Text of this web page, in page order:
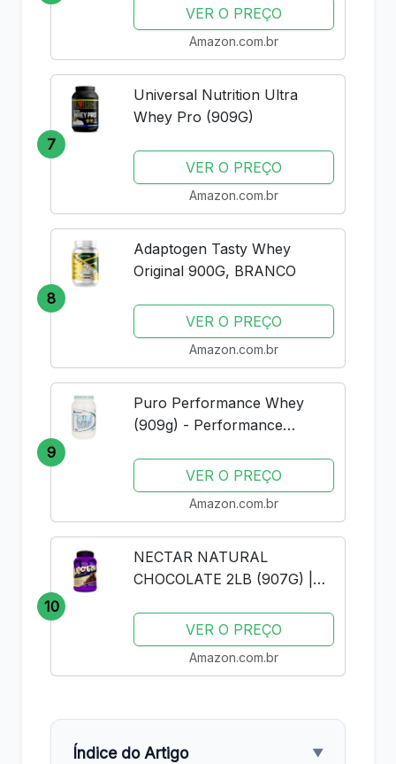
VER O PREÇO
Amazon.com.br
7
Universal Nutrition Ultra
Whey Pro (909G)
VER O PREÇO
Amazon.com.br
8
Adaptogen Tasty Whey
Original 900G, BRANCO
VER O PREÇO
Amazon.com.br
9
Puro Performance Whey
(909g) - Performance
VER O PREÇO
Amazon.com.br
10
NECTAR NATURAL
CHOCOLATE 2LB (907G) |
ISOLADOVER O PREÇO
Amazon.com.br
Índice do Artigo ▼